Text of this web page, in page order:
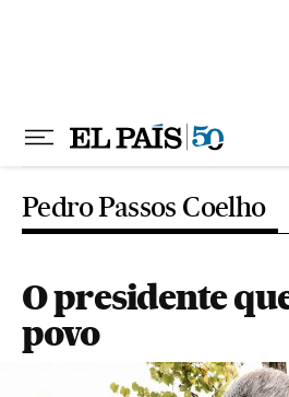
Pedro Passos Coelho
O presidente
povo